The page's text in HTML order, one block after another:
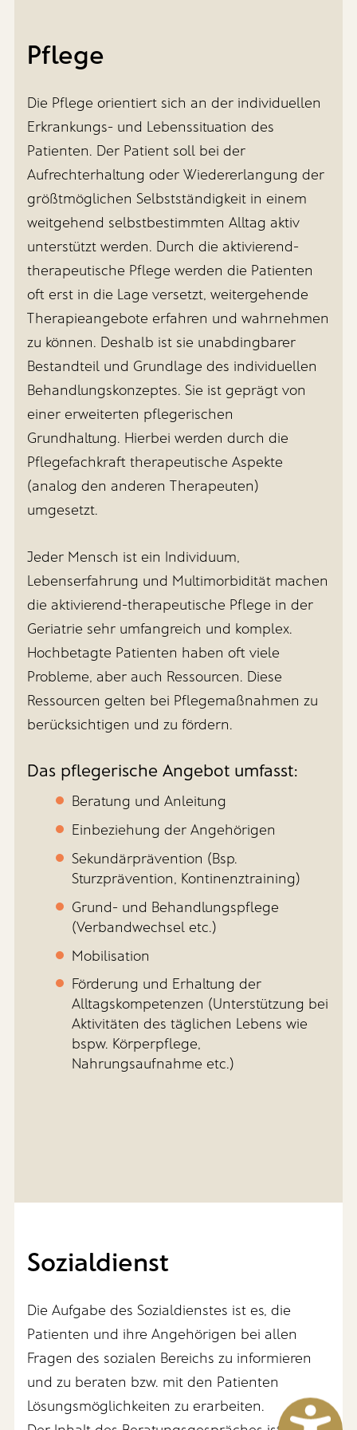
Unser
Angebot umfasst:
Physiotherapie als Einzeltherapie zur
Verbesserung der Gelenkbeweglichkeit
und Kräftigung der Muskulatur
Physiotherapie auf
neurophysiologischer Grundlage nach
Bobath und PNF bei neurologischen
Erkrankungen oder nach Schlaganfall
Manuelle Therapie zur Mobilisation
aller Gelenke und der Wirbelsäule
Gangschule und Sturzprophylaxe
Rückenschule
Prothesentraining und Gangschule
nach Amputationen
Gleichgewichts- und
Koordinationsschulung
Gruppentherapie
Beratung, Erprobung und
Unterstützung bei der Versorgung mit
Anleitung von Angehörigen
Manuelle Lymphdrainage und
Kompressionstherapie
Elektrotherapeutische
Anwendungen/Ultraschall
Wärme- und Kälteanwendungen
Schwerpunkte der ergotherapeutischen
Maßnahmen werden gemeinsam mit
Berücksichtigung seiner Ressourcen und
seiner momentanen Lebensumstände
festgelegt.
Unser therapeutisches
Angebot umfasst:
ATL-Training (Aktivitäten des täglichen
Lebens), z.B. Waschtraining, An- und
Auskleidetraining, Esstraining
Thermische Behandlungen
Motorisch-funktionelles Training zur
Verbesserung von Geh- und
Stehfähigkeit sowie der Beweglichkeit
Hirnleistungstraining
Beratung und Unterstützung bei der
Hilfsmittelversorgung
Beratung und Anleitung von
Angehörigen
sensomotorisch-perzeptive
Krankheitsbilder (z. B. Schlaganfall);
neurophysiologische Grundlagen, z.
B. neurophysiologische
Testung/Behandlung, Affolter, Perfetti,
etc.; Feinmotorik/Koordination,
Wahrnehmung
Angebot umfasst:
Behandlung von Sprachstörungen
(Aphasien)
Anbahnung sprachlicher Äußerungen
Aufbau des Sprachverhaltens
Nutzung verbaler und nonverbaler
Kommunikationsmöglichkeiten
Behandlung von Sprechstörungen
(Sprechapraxie, Dysarthrophonie)
Behandlung von Schluckstörungen
Kostaufbau bzw. Kostanpassung
Behandlung von Gesichtslähmungen
Behandlung von Stimmstörungen,
Atmung, Phonation, Artikulation
Hirnleistungstraining
Angehörigeninformation und -beratung
Mitverantwortlich für Versorgung von
Entscheidung über Kanülenart und
Pflege
Die Pflege orientiert sich an der individuellen
Erkrankungs- und Lebenssituation des
Patienten. Der Patient soll bei der
Aufrechterhaltung oder Wiedererlangung der
größtmöglichen Selbstständigkeit in einem
weitgehend selbstbestimmten Alltag aktiv
unterstützt werden. Durch die aktivierend-
therapeutische Pflege werden die Patienten
oft erst in die Lage versetzt, weitergehende
Therapieangebote erfahren und wahrnehmen
zu können. Deshalb ist sie unabdingbarer
Bestandteil und Grundlage des individuellen
Behandlungskonzeptes. Sie ist geprägt von
einer erweiterten pflegerischen
Grundhaltung. Hierbei werden durch die
Pflegefachkraft therapeutische Aspekte
(analog den anderen Therapeuten)
umgesetzt.
Jeder Mensch ist ein Individuum,
Lebenserfahrung und Multimorbidität machen
die aktivierend-therapeutische Pflege in der
Geriatrie sehr umfangreich und komplex.
Hochbetagte Patienten haben oft viele
Probleme, aber auch Ressourcen. Diese
Ressourcen gelten bei Pflegemaßnahmen zu
berücksichtigen und zu fördern.
Das pflegerische Angebot umfasst:
Beratung und Anleitung
Einbeziehung der Angehörigen
Sekundärprävention (Bsp.
Sturzprävention, Kontinenztraining)
Grund- und Behandlungspflege
(Verbandwechsel etc.)
Mobilisation
Förderung und Erhaltung der
Alltagskompetenzen (Unterstützung bei
Aktivitäten des täglichen Lebens wie
bspw. Körperpflege,
Nahrungsaufnahme etc.)
Sozialdienst
Die Aufgabe des Sozialdienstes ist es, die
Patienten und ihre Angehörigen bei allen
Fragen des sozialen Bereichs zu informieren
und zu beraten bzw. mit den Patienten
Lösungsmöglichkeiten zu erarbeiten.